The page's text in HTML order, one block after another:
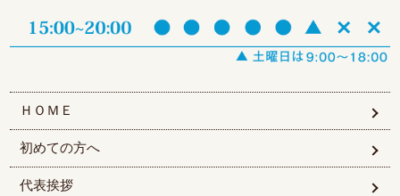
ＨＯＭＥ
初めての方へ
代表挨拶